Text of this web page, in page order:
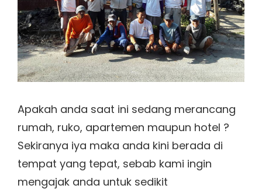
Apakah anda saat ini sedang merancang
rumah, ruko, apartemen maupun hotel ?
Sekiranya iya maka anda kini berada di
tempat yang tepat, sebab kami ingin
mengajak anda untuk sedikit